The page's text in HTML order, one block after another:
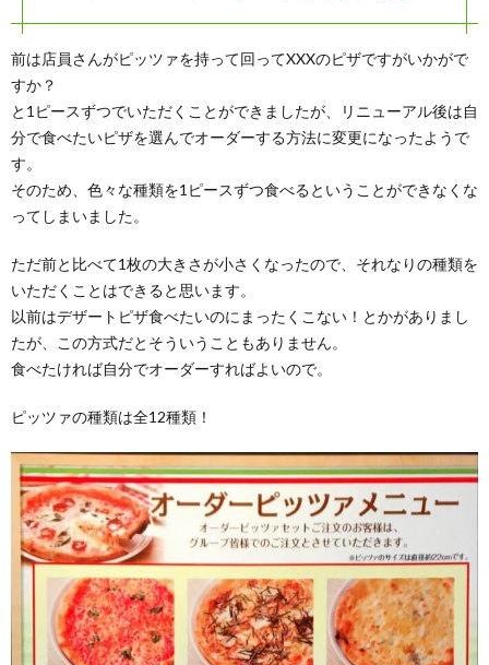
前は店員さんがピッツァを持って回ってXXXのピザですがいかがで
すか？
と1ピースずつでいただくことができましたが、リニューアル後は自
分で食べたいピザを選んでオーダーする方法に変更になったようで
す。
そのため、色々な種類を1ピースずつ食べるということができなくな
ってしまいました。
ただ前と比べて1枚の大きさが小さくなったので、それなりの種類を
いただくことはできると思います。
以前はデザートピザ食べたいのにまったくこない！とかがありまし
たが、この方式だとそういうこともありません。
食べたければ自分でオーダーすればよいので。
ピッツァの種類は全12種類！